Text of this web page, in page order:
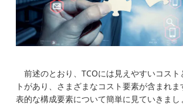
前述のとおり、TCOには見えやすいコスト
トがあり、さまざまなコスト要素が含まれ
表的な構成要素について簡単に見ていきまし